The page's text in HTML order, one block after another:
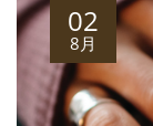
02
8月